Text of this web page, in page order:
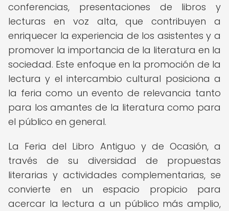
conferencias, presentaciones de libros y
lecturas en voz alta, que contribuyen a
enriquecer la experiencia de los asistentes y a
promover la importancia de la literatura en la
sociedad. Este enfoque en la promoción de la
lectura y el intercambio cultural posiciona a
la feria como un evento de relevancia tanto
para los amantes de la literatura como para
el público en general.
La Feria del Libro Antiguo y de Ocasión, a
través de su diversidad de propuestas
literarias y actividades complementarias, se
convierte en un espacio propicio para
acercar la lectura a un público más amplio,